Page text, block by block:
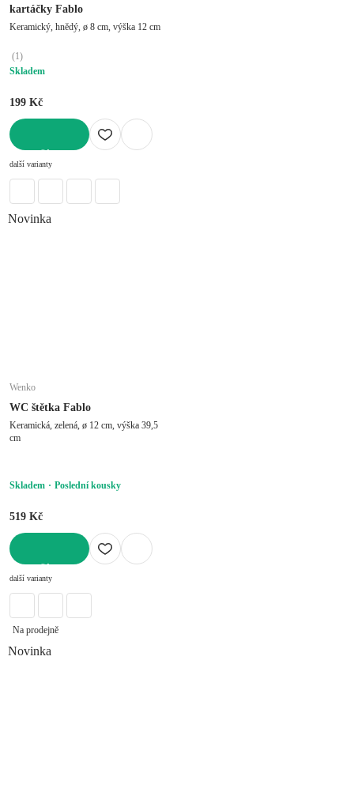
kartáčky Fablo
Keramický, hnědý, ø 8 cm, výška 12 cm
(1)
Skladem
199 Kč
další varianty
Novinka
Wenko
WC štětka Fablo
Keramická, zelená, ø 12 cm, výška 39,5
cm
Skladem Poslední kousky
519 Kč
další varianty
Na prodejně
Novinka